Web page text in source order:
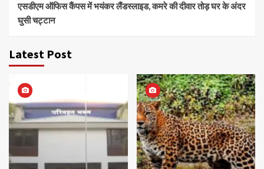
एसडीएम ऑफिस कैंपस में भयंकर लैंडस्लाइड, कमरे की दीवार तोड़ घर के अंदर
घुसी चट्टान
Latest Post